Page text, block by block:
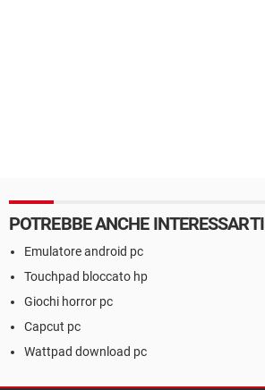
POTREBBE ANCHE INTERESSARTI
Emulatore android pc
Touchpad bloccato hp
Giochi horror pc
Capcut pc
Wattpad download pc